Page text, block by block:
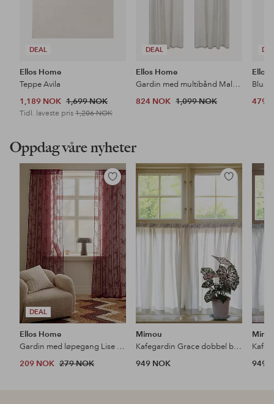
DEAL
Ellos Home
Teppe Avila
1,189 NOK 1,699 NOK
Tidl. laveste pris 1,206 NOK
DEAL
Ellos Home
Gardin med multibånd Malva 2-pk i 100% lin
824 NOK 1,099 NOK
Ellos
479
Oppdag våre nyheter
DEAL
Legg
til
favoritter
Ellos Home
Gardin med løpegang Lise 2-pk
209 NOK 279 NOK
Legg
favoritter
Mimou
Kafegardin Grace dobbel bredde
949 NOK
949